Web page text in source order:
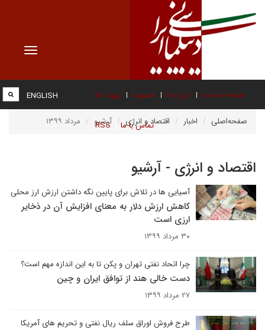
Toggle
صفحه نخست درباره ما عضویت پیوند ها
تماس با ما RSS
ENGLISH
صفحه‌اصلی اخبار اقتصاد و انرژی آرشیو مرداد ۱۳۹۹
اقتصاد و انرژی - آرشیو
آسیایی ها در تلاش برای پایین نگه داشتن ارزش ارز محلی
کاهش ارزش دلار به معنای افزایش آن در ذخایر
ارزی است
۳۰ مرداد ۱۳۹۹
چرا اتحاد نفتی تهران و پکن تا به این اندازه مهم است؟
دست خالی هند از توافق ایران و چین
۲۷ مرداد ۱۳۹۹
طرح فروش اوراق سلف ریال نفتی و تحریم های آمریکا